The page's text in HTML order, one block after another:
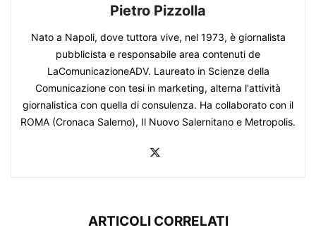
Pietro Pizzolla
Nato a Napoli, dove tuttora vive, nel 1973, è giornalista
pubblicista e responsabile area contenuti de
LaComunicazioneADV. Laureato in Scienze della
Comunicazione con tesi in marketing, alterna l'attività
giornalistica con quella di consulenza. Ha collaborato con il
ROMA (Cronaca Salerno), Il Nuovo Salernitano e Metropolis.
ARTICOLI CORRELATI